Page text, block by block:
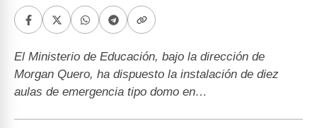
El Ministerio de Educación, bajo la dirección de
Morgan Quero, ha dispuesto la instalación de diez
aulas de emergencia tipo domo en…